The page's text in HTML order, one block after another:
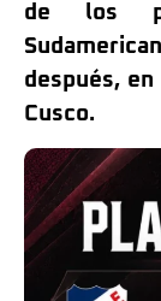
de los
después,
Cusco.